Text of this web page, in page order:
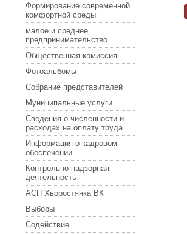
Формирование современной
комфортной среды
малое и среднее
предпринимательство
Общественная комиссия
Фотоальбомы
Собрание представителей
Муниципальные услуги
Сведения о численности и
расходах на оплату труда
Информация о кадровом
обеспечении
Контрольно-надзорная
деятельность
АСП Хворостянка ВК
Выборы
Содействие